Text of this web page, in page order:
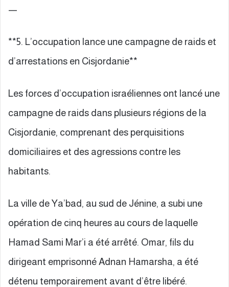
—
**5. L’occupation lance une campagne de raids et
d’arrestations en Cisjordanie**
Les forces d’occupation israéliennes ont lancé une
campagne de raids dans plusieurs régions de la
Cisjordanie, comprenant des perquisitions
domiciliaires et des agressions contre les
habitants.
La ville de Ya’bad, au sud de Jénine, a subi une
opération de cinq heures au cours de laquelle
Hamad Sami Mar’i a été arrêté. Omar, fils du
dirigeant emprisonné Adnan Hamarsha, a été
détenu temporairement avant d’être libéré.